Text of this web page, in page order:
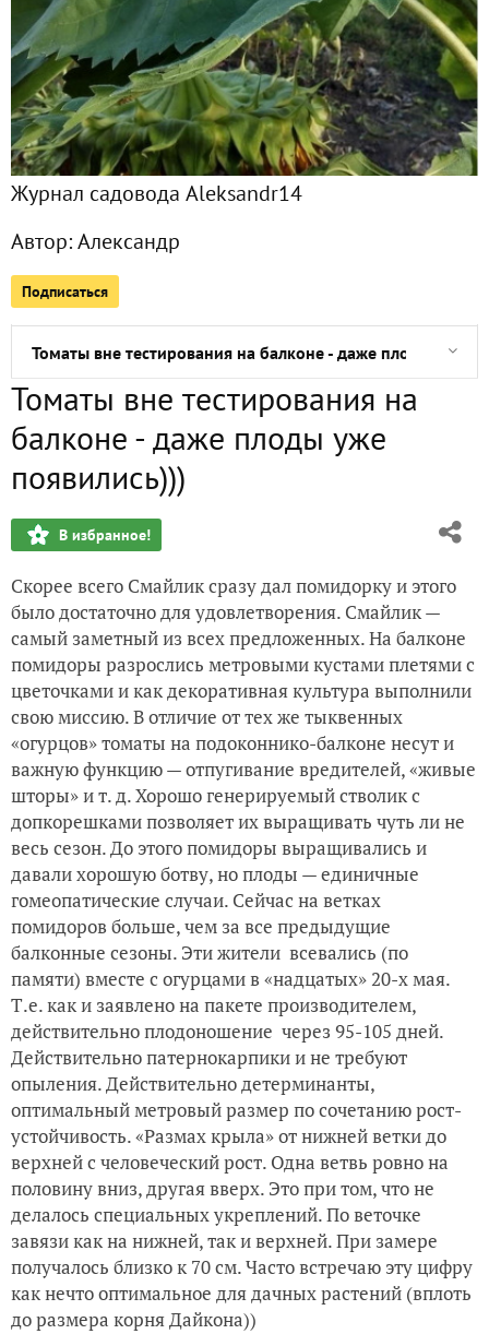
Журнал садовода Aleksandr14
Автор:Александр
Подписаться
1 сентября
Начало сентября и сезона дождей. Тыквокабачки и яблоки
Конец августа 2021: завершение основного сезона
Продолжение грибного сезона
Разрешилась загадка огурцов
Томаты вне тестирования на балконе - даже плоды уже
Яблоки
Открыт грибной сезон
Последний этап тестирования плавно переходит в первый
Яблоки))
Томаты вне тестирования на
балконе - даже плоды уже
появились)))
В избранное!
Скорее всего Смайлик сразу дал помидорку и этого
было достаточно для удовлетворения. Смайлик —
самый заметный из всех предложенных. На балконе
помидоры разрослись метровыми кустами плетями с
цветочками и как декоративная культура выполнили
свою миссию. В отличие от тех же тыквенных
«огурцов» томаты на подоконнико-балконе несут и
важную функцию — отпугивание вредителей, «живые
шторы» и т. д. Хорошо генерируемый стволик с
допкорешками позволяет их выращивать чуть ли не
весь сезон. До этого помидоры выращивались и
давали хорошую ботву, но плоды — единичные
гомеопатические случаи. Сейчас на ветках
помидоров больше, чем за все предыдущие
балконные сезоны. Эти жители всевались (по
памяти) вместе с огурцами в «надцатых» 20-х мая.
Т.е. как и заявлено на пакете производителем,
действительно плодоношение через 95-105 дней.
Действительно патернокарпики и не требуют
опыления. Действительно детерминанты,
оптимальный метровый размер по сочетанию рост-
устойчивость. «Размах крыла» от нижней ветки до
верхней с человеческий рост. Одна ветвь ровно на
половину вниз, другая вверх. Это при том, что не
делалось специальных укреплений. По веточке
завязи как на нижней, так и верхней. При замере
получалось близко к 70 см. Часто встречаю эту цифру
как нечто оптимальное для дачных растений (вплоть
до размера корня Дайкона))